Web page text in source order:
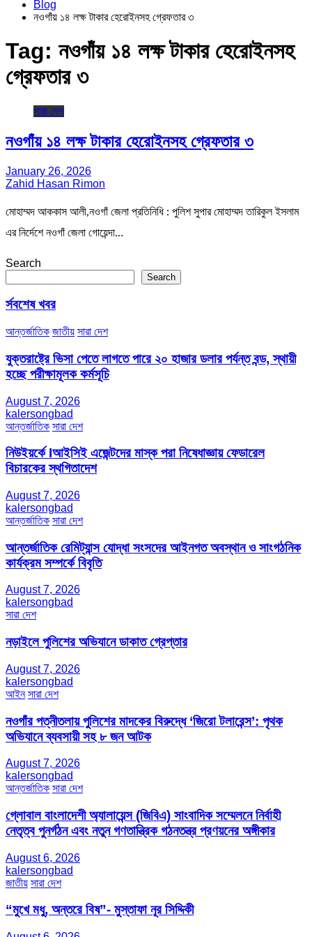
Blog
নওগাঁয় ১৪ লক্ষ টাকার হেরোইনসহ গ্রেফতার ৩
Tag: নওগাঁয় ১৪ লক্ষ টাকার হেরোইনসহ
গ্রেফতার ৩
সারা দেশ
নওগাঁয় ১৪ লক্ষ টাকার হেরোইনসহ গ্রেফতার ৩
January 26, 2026
Zahid Hasan Rimon
মোহাম্মদ আককাস আলী,নওগাঁ জেলা প্রতিনিধি : পুলিশ সুপার মোহাম্মদ তারিকুল ইসলাম
এর নির্দেশে নওগাঁ জেলা গোয়েন্দা…
Search
Search
র্সবশেষ খবর
আন্তর্জাতিক জাতীয় সারা দেশ
যুক্তরাষ্ট্রে ভিসা পেতে লাগতে পারে ২০ হাজার ডলার পর্যন্ত বন্ড, স্থায়ী
হচ্ছে পরীক্ষামূলক কর্মসূচি
August 7, 2026
kalersongbad
আন্তর্জাতিক সারা দেশ
নিউইয়র্কে Iআইসিই এজেন্টদের মাস্ক পরা নিষেধাজ্ঞায় ফেডারেল
বিচারকের স্থগিতাদেশ
August 7, 2026
kalersongbad
আন্তর্জাতিক সারা দেশ
আন্তর্জাতিক রেমিট্যান্স যোদ্ধা সংসদের আইনগত অবস্থান ও সাংগঠনিক
কার্যক্রম সম্পর্কে বিবৃতি
August 7, 2026
kalersongbad
সারা দেশ
নড়াইলে পুলিশের অভিযানে ডাকাত গ্রেপ্তার
August 7, 2026
kalersongbad
আইন সারা দেশ
নওগাঁর পত্নীতলায় পুলিশের মাদকের বিরুদ্ধে ‘জিরো টলারেন্স’: পৃথক
অভিযানে ব্যবসায়ী সহ ৮ জন আটক
August 7, 2026
kalersongbad
আন্তর্জাতিক সারা দেশ
গ্লোবাল বাংলাদেশী অ্যালায়েন্স (জিবিএ) সাংবাদিক সম্মেলনে নির্বাহী
নেতৃত্ব পুনর্গঠন এবং নতুন গণতান্ত্রিক গঠনতন্ত্র প্রণয়নের অঙ্গীকার
August 6, 2026
kalersongbad
জাতীয় সারা দেশ
“মুখে মধু, অন্তরে বিষ”- মুস্তাফা নূর সিদ্দিকী